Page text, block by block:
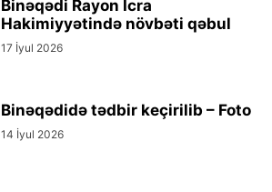
Binəqədi Rayon İcra
Hakimiyyətində növbəti qəbul
17 İyul 2026
Binəqədidə tədbir keçirilib – Foto
14 İyul 2026